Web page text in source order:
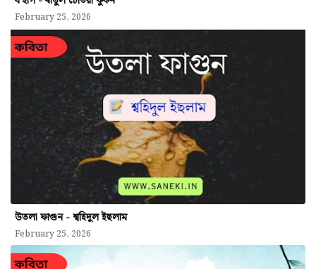
February 25, 2026
উতলা ফাগুন - শ্বহিদুল ইছলাম
February 25, 2026